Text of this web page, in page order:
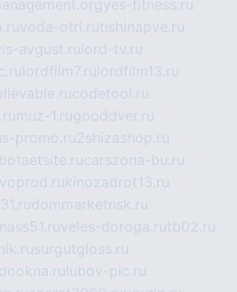
yes-fitness.ru
voda-otri.rutishinapve.ru
avgust.ru lord-tv.ru
lordfilm7.ru lordfilm13.ru
codetool.ru
muz-1.rugooddver.ru
promo.ru2shizashop.ru
carszona-bu.ru
kinozadrot13.ru
dommarketnsk.ru
veles-doroga.rutb02.ru
surgutgloss.ru
lubov-pic.ru